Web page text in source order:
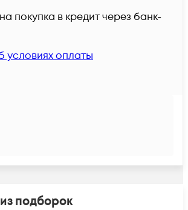
покупка в кредит через банк-
условиях оплаты
подборок